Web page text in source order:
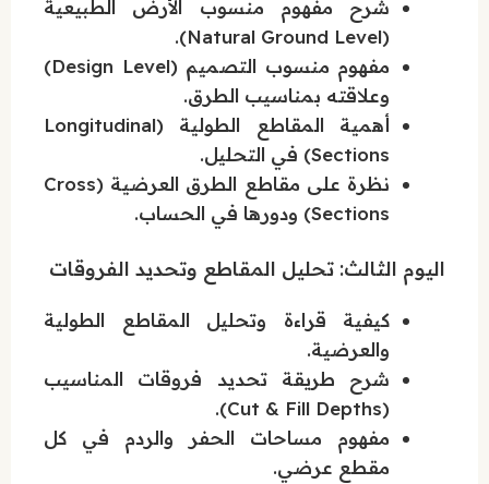
شرح مفهوم منسوب الأرض الطبيعية
(Natural Ground Level).
مفهوم منسوب التصميم (Design Level)
وعلاقته بمناسيب الطرق.
أهمية المقاطع الطولية (Longitudinal
Sections) في التحليل.
نظرة على مقاطع الطرق العرضية (Cross
Sections) ودورها في الحساب.
اليوم الثالث: تحليل المقاطع وتحديد الفروقات
كيفية قراءة وتحليل المقاطع الطولية
والعرضية.
شرح طريقة تحديد فروقات المناسيب
(Cut & Fill Depths).
مفهوم مساحات الحفر والردم في كل
مقطع عرضي.